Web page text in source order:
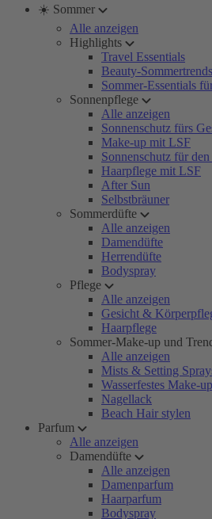
☀️ Sommer
Alle anzeigen
Highlights
Travel Essentials
Beauty-
Sommer-Essentials
Sonnenpflege
Alle anzeigen
Sonnenschutz fürs
Make-up mit LSF
Sonnenschutz für
Haarpflege mit LSF
After Sun
Selbstbräuner
Sommerdüfte
Alle anzeigen
Damendüfte
Herrendüfte
Bodyspray
Pflege
Alle anzeigen
Gesicht &
Haarpflege
Sommer-Make-up und
Alle anzeigen
Mists & Setting
Wasserfestes Make-up
Nagellack
Beach Hair stylen
Parfum
Alle anzeigen
Damendüfte
Alle anzeigen
Damenparfum
Haarparfum
Bodyspray